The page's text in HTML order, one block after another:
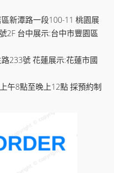
新潭路一段100-11 桃園展
2F 台中展示:台中市豐園區
233號 花蓮展示:花蓮市國
午8點至晚上12點 採預約制